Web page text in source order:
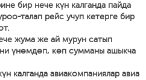
бир нече күн калганда пайда
талап рейс учуп кетерге бир
жума же ай мурун сатып
үнөмдөп, көп сумманы ашыкча
калганда авиакомпаниялар авиа